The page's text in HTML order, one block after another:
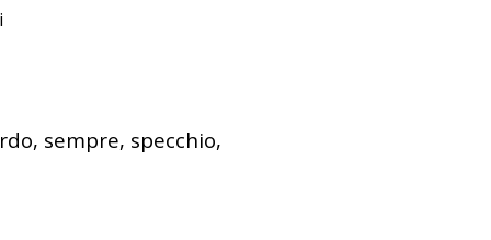
sempre, specchio,